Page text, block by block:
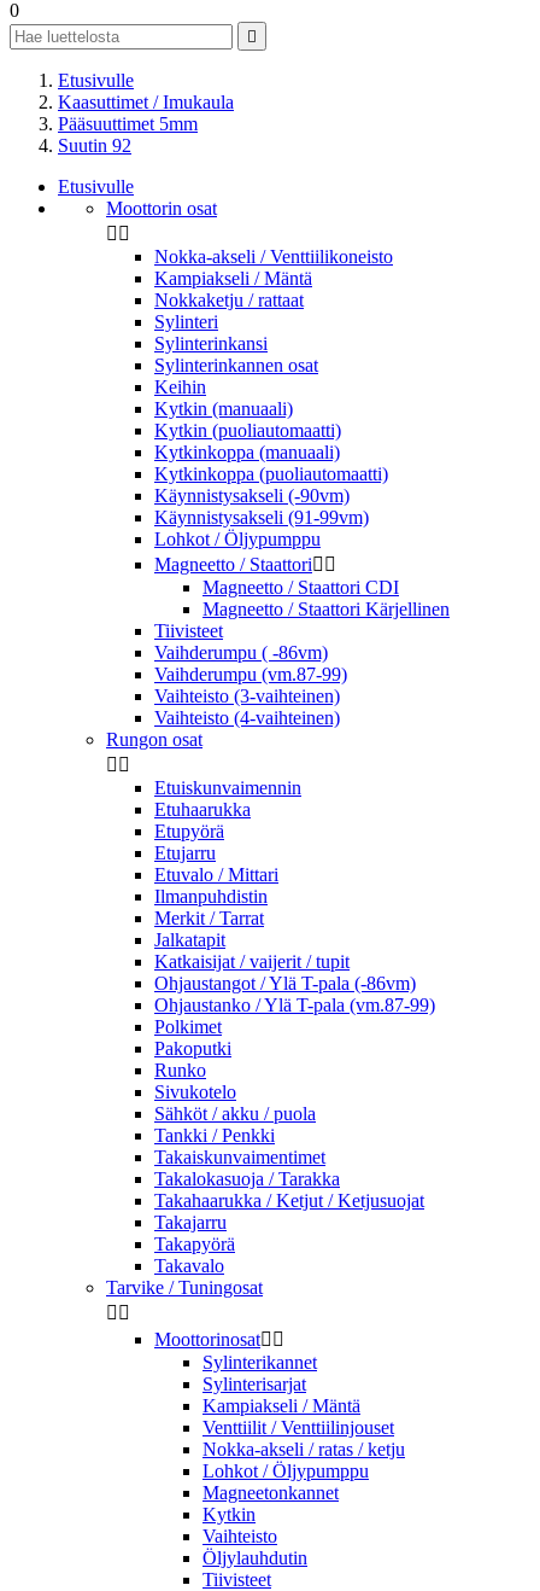
0

Etusivulle
Kaasuttimet / Imukaula
Pääsuuttimet 5mm
Suutin 92
Etusivulle
Moottorin osat
 
Nokka-akseli / Venttiilikoneisto
Kampiakseli / Mäntä
Nokkaketju / rattaat
Sylinteri
Sylinterinkansi
Sylinterinkannen osat
Keihin
Kytkin (manuaali)
Kytkin (puoliautomaatti)
Kytkinkoppa (manuaali)
Kytkinkoppa (puoliautomaatti)
Käynnistysakseli (-90vm)
Käynnistysakseli (91-99vm)
Lohkot / Öljypumppu
Magneetto / Staattori 
Magneetto / Staattori CDI
Magneetto / Staattori Kärjellinen
Tiivisteet
Vaihderumpu ( -86vm)
Vaihderumpu (vm.87-99)
Vaihteisto (3-vaihteinen)
Vaihteisto (4-vaihteinen)
Rungon osat
 
Etuiskunvaimennin
Etuhaarukka
Etupyörä
Etujarru
Etuvalo / Mittari
Ilmanpuhdistin
Merkit / Tarrat
Jalkatapit
Katkaisijat / vaijerit / tupit
Ohjaustangot / Ylä T-pala (-86vm)
Ohjaustanko / Ylä T-pala (vm.87-99)
Polkimet
Pakoputki
Runko
Sivukotelo
Sähköt / akku / puola
Tankki / Penkki
Takaiskunvaimentimet
Takalokasuoja / Tarakka
Takahaarukka / Ketjut / Ketjusuojat
Takajarru
Takapyörä
Takavalo
Tarvike / Tuningosat
 
Moottorinosat 
Sylinterikannet
Sylinterisarjat
Kampiakseli / Mäntä
Venttiilit / Venttiilinjouset
Nokka-akseli / ratas / ketju
Lohkot / Öljypumppu
Magneetonkannet
Kytkin
Vaihteisto
Öljylauhdutin
Tiivisteet